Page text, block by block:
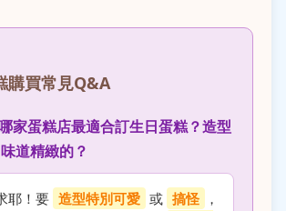
購買常見Q&A
家蛋糕店最適合訂生日蛋糕？造型
道精緻的？
耶！要 造型特別可愛 或 搞怪 ，